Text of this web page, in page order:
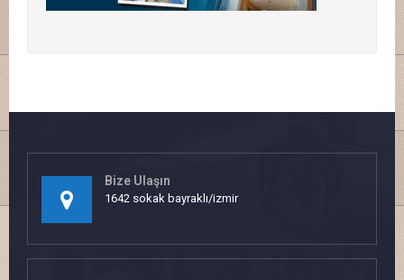
Bize Ulaşın
1642 sokak bayraklı/izmir